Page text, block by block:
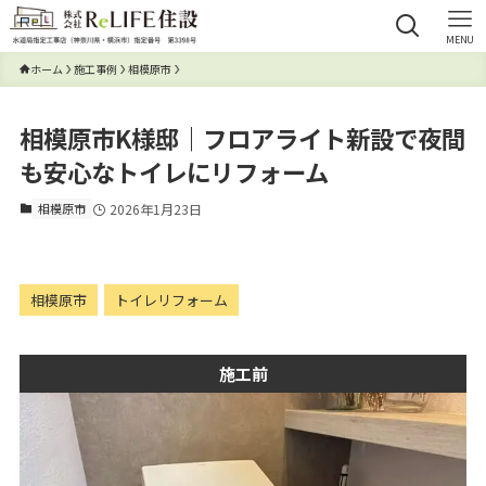
MENU
ホーム 施工事例 相模原市
相模原市K様邸｜フロアライト新設で夜間
も安心なトイレにリフォーム
相模原市 2026年1月23日
相模原市 トイレリフォーム
施工前